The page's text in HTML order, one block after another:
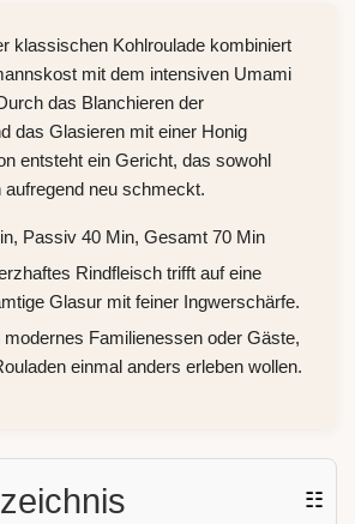
klassischen Kohlroulade kombiniert
mit dem intensiven Umami
das Blanchieren der
das Glasieren mit einer Honig
entsteht ein Gericht, das sowohl
neu schmeckt.
Passiv 40 Min, Gesamt 70 Min
Rindfleisch trifft auf eine
Glasur mit feiner Ingwerschärfe.
modernes Familienessen oder Gäste,
einmal anders erleben wollen.
☷